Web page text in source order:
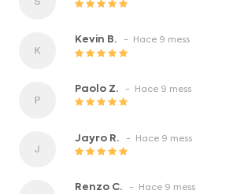
Kevin B. - Hace 9 mess
Paolo Z. - Hace 9 mess
Jayro R. - Hace 9 mess
Renzo C. - Hace 9 mess